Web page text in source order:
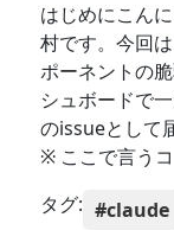
はじめにこん
村です。今回
ポーネントの
シュボードで
のissueとして
※ ここで言うコ
タグ: #claude